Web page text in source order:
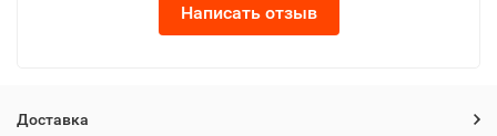
Написать отзыв
Доставка